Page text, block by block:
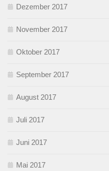
Dezember 2017
November 2017
Oktober 2017
September 2017
August 2017
Juli 2017
Juni 2017
Mai 2017